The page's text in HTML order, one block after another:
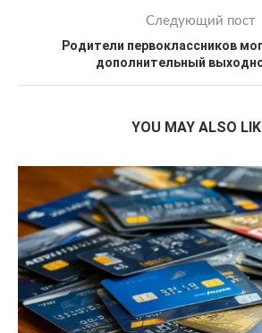
Следующий пост
Родители первоклассников
дополнительный
YOU MAY ALSO